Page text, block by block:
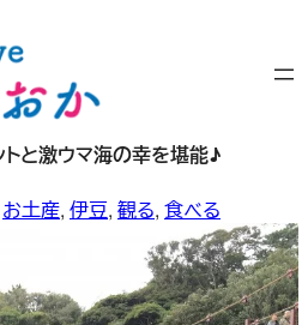
と激ウマ海の幸を堪能♪
お土産, 伊豆, 観る, 食べる